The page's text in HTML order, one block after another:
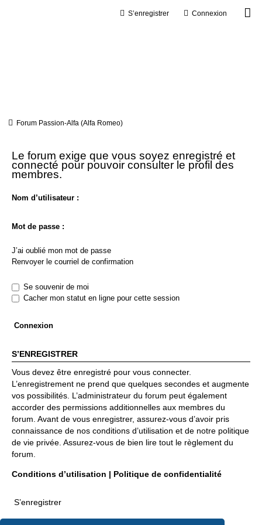
Connexion
S’enregistrer
Forum Passion-Alfa (Alfa Romeo)
Le forum exige que vous soyez enregistré et
connecté pour pouvoir consulter le profil des
membres.
Nom d’utilisateur :
Mot de passe :
J’ai oublié mon mot de passe
Renvoyer le courriel de confirmation
Se souvenir de moi
Cacher mon statut en ligne pour cette session
S’ENREGISTRER
Vous devez être enregistré pour vous connecter.
L’enregistrement ne prend que quelques secondes et augmente
vos possibilités. L’administrateur du forum peut également
accorder des permissions additionnelles aux membres du
forum. Avant de vous enregistrer, assurez-vous d’avoir pris
connaissance de nos conditions d’utilisation et de notre politique
de vie privée. Assurez-vous de bien lire tout le règlement du
forum.
Conditions d’utilisation | Politique de confidentialité
S’enregistrer